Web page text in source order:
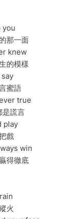
you
那一面
knew
的模樣
蜜語
true
是謊言
play
戲
win
得徹底
火